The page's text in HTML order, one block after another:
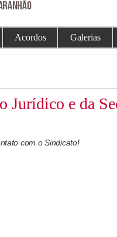
Acordos Galerias
Jurídico e da
com o Sindicato!